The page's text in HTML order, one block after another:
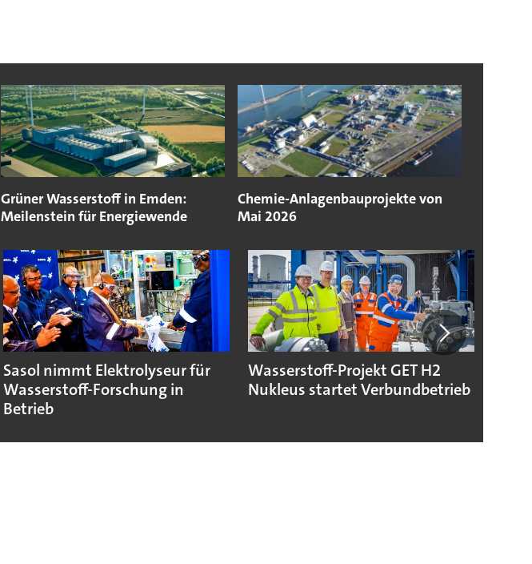
Grüner Wasserstoff in Emden:
Meilenstein für Energiewende
Chemie-Anlagenbauprojekte von
Mai 2026
Sasol nimmt Elektrolyseur für
Wasserstoff-Forschung in
Betrieb
Wasserstoff-Projekt GET H2
Nukleus startet Verbundbetrieb